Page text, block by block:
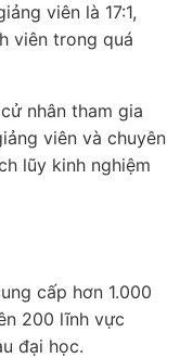
viên là 17:1,
viên trong quá
nhân tham gia
viên và chuyên
lũy kinh nghiệm
cấp hơn 1.000
200 lĩnh vực
đại học.